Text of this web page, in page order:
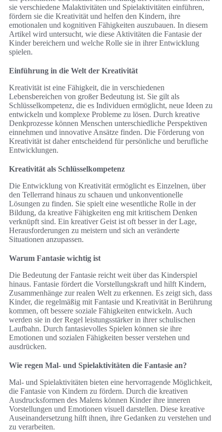
sie verschiedene Malaktivitäten und Spielaktivitäten einführen,
fördern sie die Kreativität und helfen den Kindern, ihre
emotionalen und kognitiven Fähigkeiten auszubauen. In diesem
Artikel wird untersucht, wie diese Aktivitäten die Fantasie der
Kinder bereichern und welche Rolle sie in ihrer Entwicklung
spielen.
Einführung in die Welt der Kreativität
Kreativität ist eine Fähigkeit, die in verschiedenen
Lebensbereichen von großer Bedeutung ist. Sie gilt als
Schlüsselkompetenz, die es Individuen ermöglicht, neue Ideen zu
entwickeln und komplexe Probleme zu lösen. Durch kreative
Denkprozesse können Menschen unterschiedliche Perspektiven
einnehmen und innovative Ansätze finden. Die Förderung von
Kreativität ist daher entscheidend für persönliche und berufliche
Entwicklungen.
Kreativität als Schlüsselkompetenz
Die Entwicklung von Kreativität ermöglicht es Einzelnen, über
den Tellerrand hinaus zu schauen und unkonventionelle
Lösungen zu finden. Sie spielt eine wesentliche Rolle in der
Bildung, da kreative Fähigkeiten eng mit kritischem Denken
verknüpft sind. Ein kreativer Geist ist oft besser in der Lage,
Herausforderungen zu meistern und sich an veränderte
Situationen anzupassen.
Warum Fantasie wichtig ist
Die Bedeutung der Fantasie reicht weit über das Kinderspiel
hinaus. Fantasie fördert die Vorstellungskraft und hilft Kindern,
Zusammenhänge zur realen Welt zu erkennen. Es zeigt sich, dass
Kinder, die regelmäßig mit Fantasie und Kreativität in Berührung
kommen, oft bessere soziale Fähigkeiten entwickeln. Auch
werden sie in der Regel leistungsstärker in ihrer schulischen
Laufbahn. Durch fantasievolles Spielen können sie ihre
Emotionen und sozialen Fähigkeiten besser verstehen und
ausdrücken.
Wie regen Mal- und Spielaktivitäten die Fantasie an?
Mal- und Spielaktivitäten bieten eine hervorragende Möglichkeit,
die Fantasie von Kindern zu fördern. Durch die kreativen
Ausdrucksformen des Malens können Kinder ihre inneren
Vorstellungen und Emotionen visuell darstellen. Diese kreative
Auseinandersetzung hilft ihnen, ihre Gedanken zu verstehen und
zu verarbeiten.